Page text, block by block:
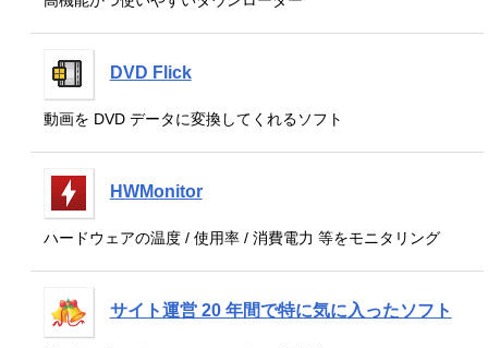
DVD Flick
動画を DVD データに変換してくれるソフト
HWMonitor
ハードウェアの温度 / 使用率 / 消費電力 等をモニタリング
サイト運営 20 年間で特に気に入ったソフト